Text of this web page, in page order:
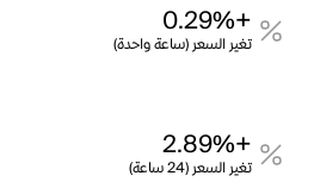
+0.29%
تغير السعر (ساعة واحدة)
+2.89%
تغير السعر (24 ساعة)